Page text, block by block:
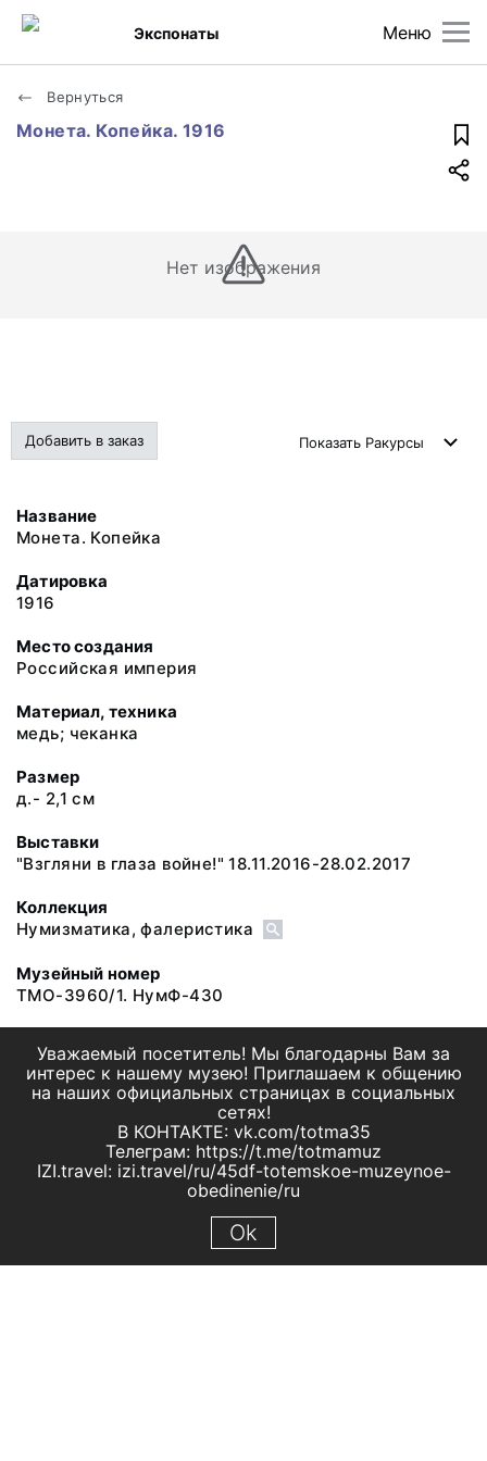
Меню
Экспонаты
Вернуться
Монета. Копейка. 1916
Нет изображения
Добавить в заказ Показать Ракурсы
Название
Монета. Копейка
Датировка
1916
Место создания
Российская империя
Материал, техника
медь; чеканка
Размер
д.- 2,1 см
Выставки
"Взгляни в глаза войне!" 18.11.2016-28.02.2017
Коллекция
Нумизматика, фалеристика
Музейный номер
ТМО-3960/1. НумФ-430
Уважаемый посетитель! Мы благодарны Вам за
интерес к нашему музею! Приглашаем к общению
на наших официальных страницах в социальных
сетях!
В КОНТАКТЕ: vk.com/totma35
Телеграм: https://t.me/totmamuz
IZI.travel: izi.travel/ru/45df-totemskoe-muzeynoe-
obedinenie/ru
Ok